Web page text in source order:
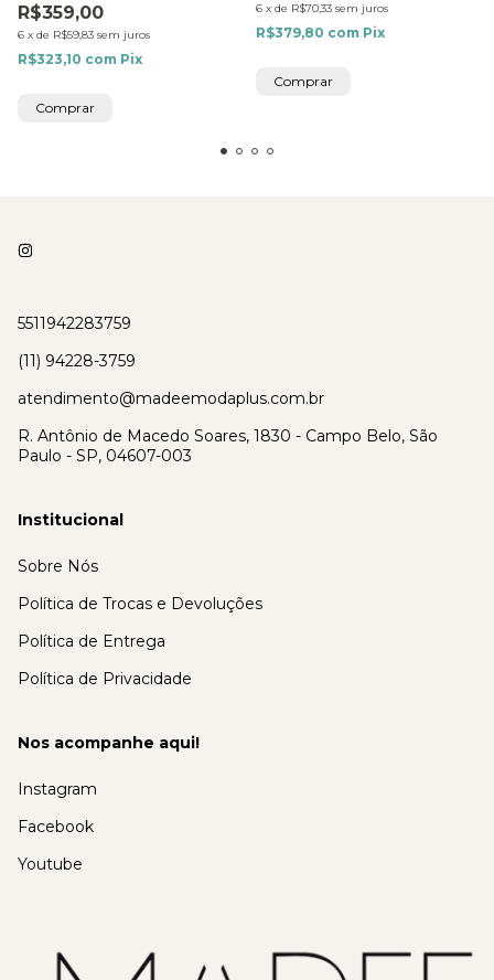
R$359,00
6 x de R$59,83 sem juros
R$323,10 com Pix
Comprar
6 x de R$70,33 sem juros
R$379,80 com Pix
Comprar
5511942283759
(11) 94228-3759
atendimento@madeemodaplus.com.br
R. Antônio de Macedo Soares, 1830 - Campo Belo, São
Paulo - SP, 04607-003
Institucional
Sobre Nós
Política de Trocas e Devoluções
Política de Entrega
Política de Privacidade
Nos acompanhe aqui!
Instagram
Facebook
Youtube